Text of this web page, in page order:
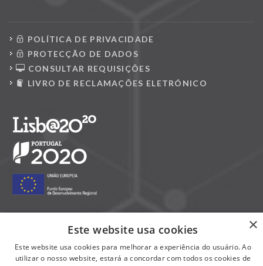
POLÍTICA DE PRIVACIDADE
PROTECÇÃO DE DADOS
CONSULTAR REQUISIÇÕES
LIVRO DE RECLAMAÇÕES ELETRÓNICO
×
Este website usa cookies
Este website usa cookies para melhorar a experiência do usuário. Ao
utilizar o nosso website, estará a concordar com todos os cookies de